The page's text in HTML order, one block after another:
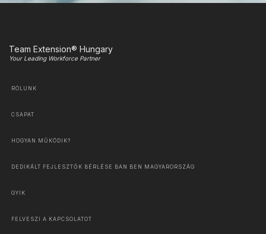
Team Extension® Hungary
Your Leading Workforce Partner
RÓLUNK
CSAPAT
HOGYAN MŰKÖDIK?
DEDIKÁLT FEJLESZTŐK BÉRLÉSE BAN BEN MAGYARORSZÁG
GYIK
FELVESZI A KAPCSOLATOT